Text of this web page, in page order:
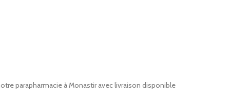
parapharmacie à Monastir avec livraison disponible